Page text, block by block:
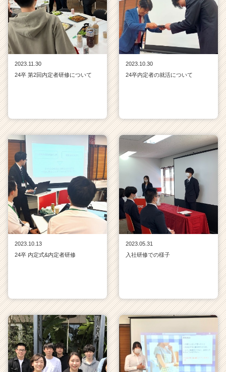
2023.11.30
24卒 第2回内定者研修について
2023.10.30
24卒内定者の就活について
2023.10.13
24卒 内定式&内定者研修
2023.05.31
入社研修での様子